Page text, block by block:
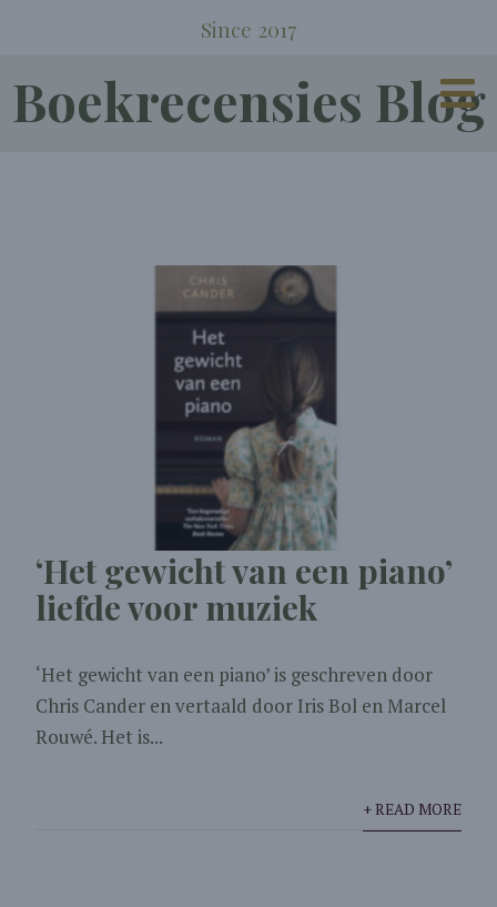
Since 2017
Boekrecensies Blog
‘Het gewicht van een piano’
liefde voor muziek
‘Het gewicht van een piano’ is geschreven door
Chris Cander en vertaald door Iris Bol en Marcel
Rouwé. Het is...
+ READ MORE